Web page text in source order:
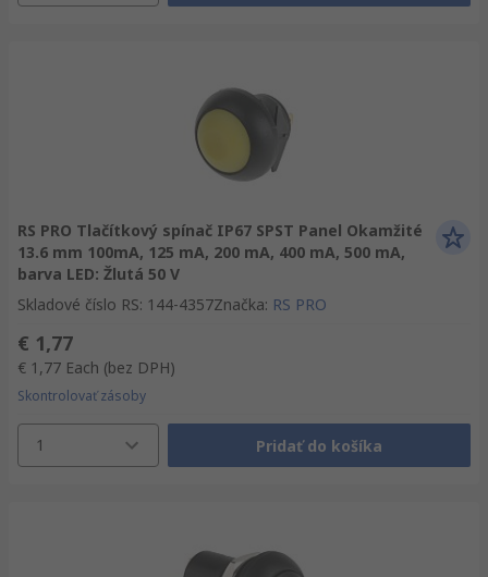
RS PRO Tlačítkový spínač IP67 SPST Panel Okamžité
13.6 mm 100mA, 125 mA, 200 mA, 400 mA, 500 mA,
barva LED: Žlutá 50 V
Skladové číslo RS: 144-4357Značka: RS PRO
€ 1,77
€ 1,77 Each (bez DPH)
Skontrolovať zásoby
1 Pridať do košíka